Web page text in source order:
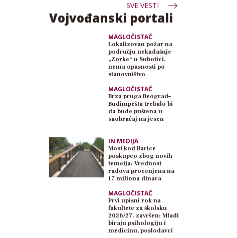
SVE VESTI
Vojvođanski portali
MAGLOČISTAČ
Lokalizovan požar na
području nekadašnje
„Zorke“ u Subotici,
nema opasnosti po
stanovništvo
MAGLOČISTAČ
Brza pruga Beograd–
Budimpešta trebalo bi
da bude puštena u
saobraćaj na jesen
IN MEDIJA
Most kod Barice
poskupeo zbog novih
temelja: Vrednost
radova procenjena na
17 miliona dinara
MAGLOČISTAČ
Prvi upisni rok na
fakultete za školsku
2026/27. završen: Mladi
biraju psihologiju i
medicinu, poslodavci